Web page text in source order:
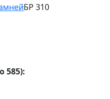
БР 310
585):